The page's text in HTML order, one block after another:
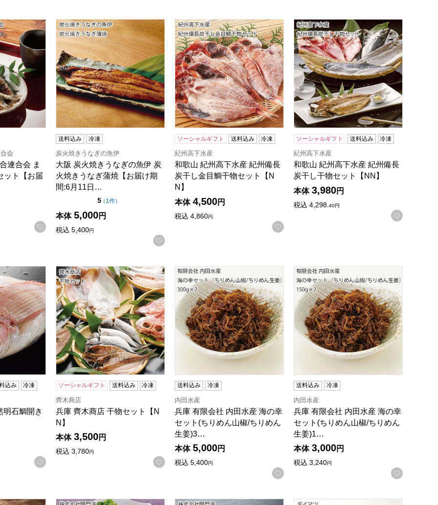
連合会 ままかり詰合せ4入セット【お届け期間:6月11日〜8月25日】【旬鮮便】【NN】
合会
連合会 ま
ット【お届
お気に入りに登録する
大阪 炭火焼きうなぎの魚伊 炭火焼きうなぎ蒲焼【お届け期間:6月11日〜8月25日】【旬鮮便】【NN】
送料込み 冷凍
炭火焼きうなぎの魚伊
大阪 炭火焼きうなぎの魚伊 炭
火焼きうなぎ蒲焼【お届け期
間:6月11日…
5点（5点満点中）
（ 1件の評価
）
本体 5,000円
税込 5,400円
お気に入りに登録する
和歌山 紀州高下水産 紀州備長炭干し金目鯛干物セット【NN】
ソーシャルギフト 送料込み 冷凍
紀州高下水産
和歌山 紀州高下水産 紀州備長
炭干し金目鯛干物セット【N
N】
本体 4,500円
税込 4,860円
お気に入りに登録する
和歌山 紀州高下水産 紀州備長炭干し干
ソーシャルギフト 送料込み 冷凍
紀州高下水産
和歌山 紀州高下水産 紀州備長
炭干し干物セット【NN】
本体 3,980円
税込 4,298.40円
お気に入
明石鯛開きセット【NN】
込み 冷凍
明石鯛開き
お気に入りに登録する
兵庫 齊木商店 干物セット【NN】
ソーシャルギフト 送料込み 冷凍
齊木商店
兵庫 齊木商店 干物セット【N
N】
本体 3,500円
税込 3,780円
お気に入りに登録する
兵庫 有限会社 内田水産 海の幸セット(ちりめん山椒/ちりめん生姜
送料込み 冷凍
内田水産
兵庫 有限会社 内田水産 海の幸
セット(ちりめん山椒/ちりめん
生姜)3…
本体 5,000円
税込 5,400円
お気に入りに登録する
兵庫 有限会社 内田水産 海の幸セット(
送料込み 冷凍
内田水産
兵庫 有限会社 内田水産 海の幸
セット(ちりめん山椒/ちりめん
生姜)1…
本体 3,000円
税込 3,240円
お気に入